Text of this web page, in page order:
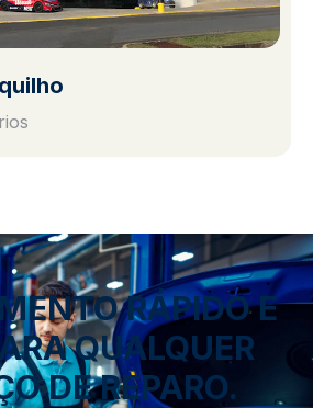
RÁPIDO E
QUALQUER
DE REPARO.